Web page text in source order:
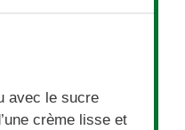
avec le sucre
crème lisse et